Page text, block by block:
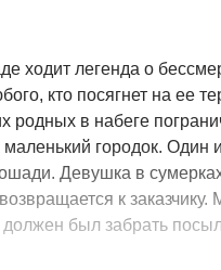
ходит легенда о
кто посягнет на ее
родных в набеге
маленький городок.
Девушка в
к
был забрать